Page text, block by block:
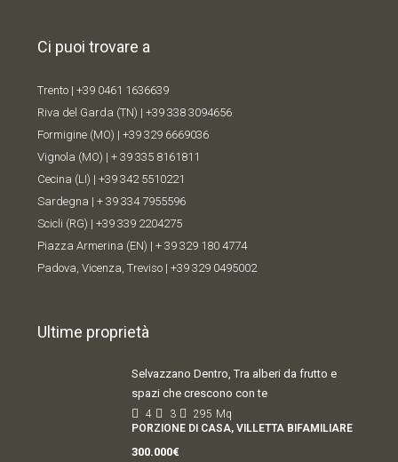
Ci puoi trovare a
Trento | +39 0461 1636639
Riva del Garda (TN) | +39 338 3094656
Formigine (MO) | +39 329 6669036
Vignola (MO) | + 39 335 8161811
Cecina (LI) | +39 342 5510221
Sardegna | + 39 334 7955596
Scicli (RG) | +39 339 2204275
Piazza Armerina (EN) | + 39 329 180 4774
Padova, Vicenza, Treviso | +39 329 0495002
Ultime proprietà
Selvazzano Dentro, Tra alberi da frutto e
spazi che crescono con te
4 3 295 Mq
PORZIONE DI CASA, VILLETTA BIFAMILIARE
300.000€